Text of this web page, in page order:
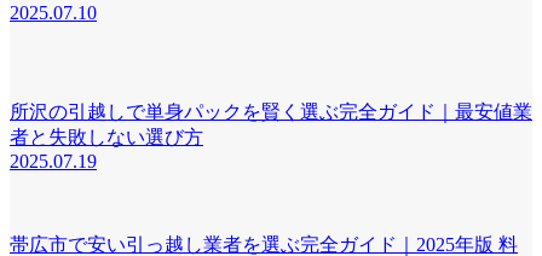
2025.07.10
所沢の引越しで単身パックを賢く選ぶ完全ガイド｜最安値業
者と失敗しない選び方
2025.07.19
帯広市で安い引っ越し業者を選ぶ完全ガイド｜2025年版 料